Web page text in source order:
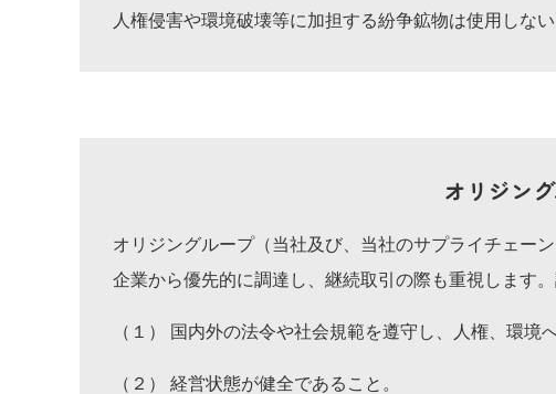
人権侵害や環境破壊等に加担する紛争鉱物は使用しな
オリジン
オリジングループ（当社及び、当社のサプライチェー
企業から優先的に調達し、継続取引の際も重視します
（１） 国内外の法令や社会規範を遵守し、人権、環境
（２） 経営状態が健全であること。